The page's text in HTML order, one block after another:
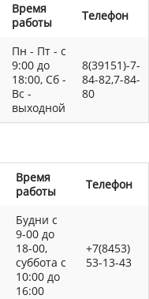
Время
работы
Телефон
Пн - Пт - с
9:00 до
18:00, Сб -
Вс -
выходной
8(39151)-7-
84-82,7-84-
80
Время
работы
Телефон
Будни с
9-00 до
18-00,
суббота с
10:00 до
16:00
+7(8453)
53-13-43